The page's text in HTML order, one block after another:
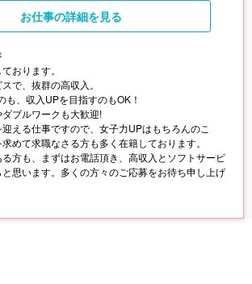
お仕事の詳細を見る
おります。
で、抜群の高収入。
も、収入UPを目指すのもOK！
ブルワークも大歓迎!
える仕事ですので、女子力UPはもちろんのこ
めて求職なさる方も多く在籍しております。
方も、まずはお電話頂き、高収入とソフトサービ
思います。多くの方々のご応募をお待ち申し上げ